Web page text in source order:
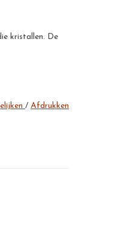
kristallen. De
/ Afdrukken